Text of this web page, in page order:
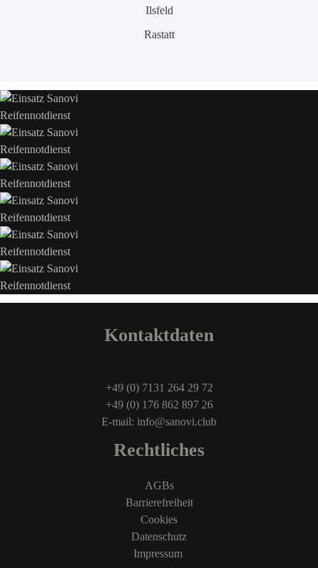
Ilsfeld
Rastatt
Kontaktdaten
+49 (0) 7131 264 29 72
+49 (0) 176 862 897 26
E-mail: info@sanovi.club
Rechtliches
AGBs
Barrierefreiheit
Cookies
Datenschutz
Impressum